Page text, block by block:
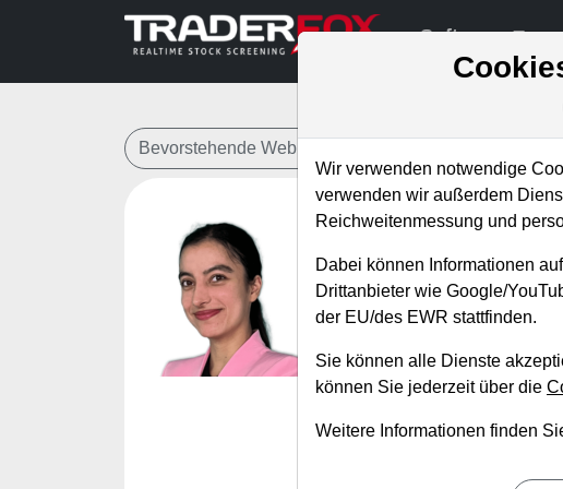
Software
Bevorstehende Webinare
Mit
Referent:Maya
Wann: Donnerstag, 2.
Mit Optionen kann jedes
erzeugen, Absicherungen
Möglichkeiten nutzen.
Wir verwenden notwendige
verwenden wir außerdem
Reichweitenmessung und
Dabei können Informationen
Drittanbieter wie Google/
der EU/des EWR stattfinden.
Sie können alle Dienste
können Sie jederzeit über die
Weitere Informationen finden